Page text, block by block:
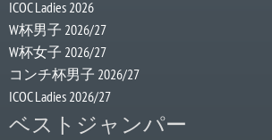
ICOC Ladies 2026
W杯男子 2026/27
W杯女子 2026/27
コンチ杯男子 2026/27
ICOC Ladies 2026/27
ベストジャンパー